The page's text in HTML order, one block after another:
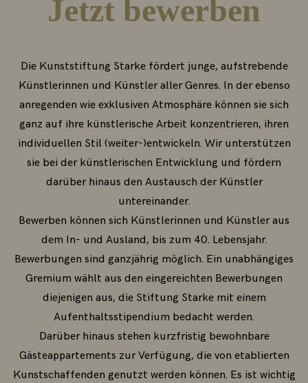
Jetzt bewerben
Die Kunststiftung Starke fördert junge, aufstrebende
Künstlerinnen und Künstler aller Genres. In der ebenso
anregenden wie exklusiven Atmosphäre können sie sich
ganz auf ihre künstlerische Arbeit konzentrieren, ihren
individuellen Stil (weiter-)entwickeln. Wir unterstützen
sie bei der künstlerischen Entwicklung und fördern
darüber hinaus den Austausch der Künstler
untereinander.
Bewerben können sich Künstlerinnen und Künstler aus
dem In- und Ausland, bis zum 40. Lebensjahr.
Bewerbungen sind ganzjährig möglich. Ein unabhängiges
Gremium wählt aus den eingereichten Bewerbungen
diejenigen aus, die Stiftung Starke mit einem
Aufenthaltsstipendium bedacht werden.
Darüber hinaus stehen kurzfristig bewohnbare
Gästeappartements zur Verfügung, die von etablierten
Kunstschaffenden genutzt werden können. Es ist wichtig